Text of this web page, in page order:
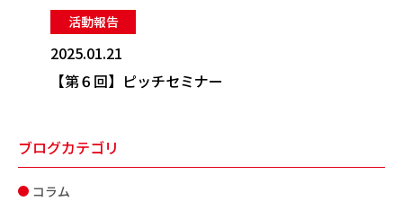
活動報告
2025.01.21
【第６回】ピッチセミナー
ブログカテゴリ
コラム